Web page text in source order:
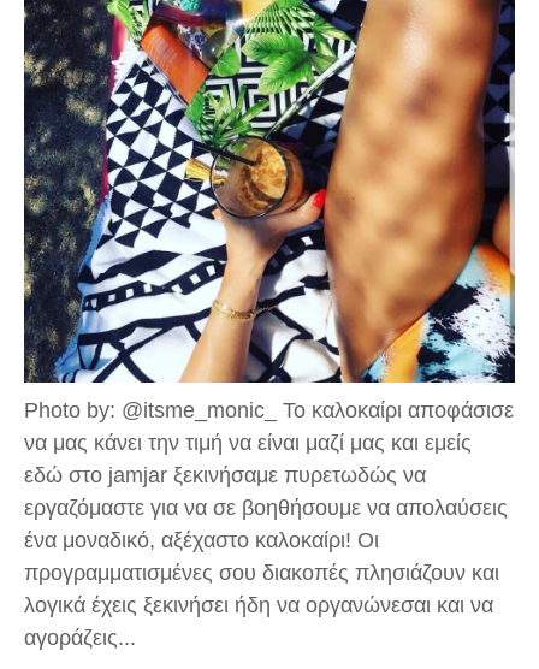
Photo by: @itsme_monic_ Το καλοκαίρι αποφάσισε
να μας κάνει την τιμή να είναι μαζί μας και εμείς
εδώ στο jamjar ξεκινήσαμε πυρετωδώς να
εργαζόμαστε για να σε βοηθήσουμε να απολαύσεις
ένα μοναδικό, αξέχαστο καλοκαίρι! Οι
προγραμματισμένες σου διακοπές πλησιάζουν και
λογικά έχεις ξεκινήσει ήδη να οργανώνεσαι και να
αγοράζεις...